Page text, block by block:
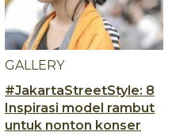
GALLERY
#JakartaStreetStyle: 8
Inspirasi model rambut
untuk nonton konser